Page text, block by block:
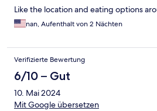
Like the location and eating options
nan, Aufenthalt von 2 Nächten
Verifizierte Bewertung
6/10 – Gut
10. Mai 2024
Mit Google übersetzen